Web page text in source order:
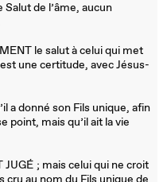
Salut de l’âme, aucun
le salut à celui qui met
une certitude, avec Jésus-
a donné son Fils unique, afin
point, mais qu’il ait la vie
JUGÉ ; mais celui qui ne croit